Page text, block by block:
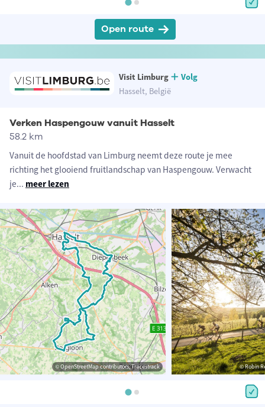
Open route
Visit Limburg
Volg
Hasselt, België
Verken Haspengouw vanuit Hasselt
58.2 km
Vanuit de hoofdstad van Limburg neemt deze route je mee
richting het glooiend fruitlandschap van Haspengouw. Verwacht
je... meer lezen
© OpenStreetMap contributors, Tracestrack © Robin